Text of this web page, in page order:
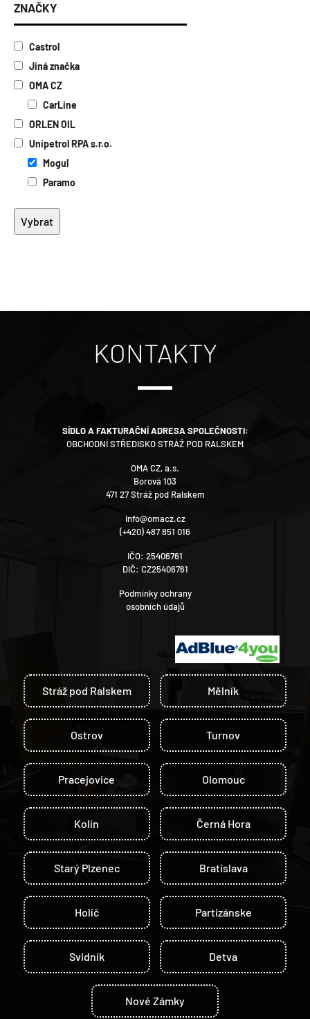
Separační oleje
Teplonosné a kalící oleje
Tmavé oleje
Antikorozní oleje
Biologicky odbouratelné oleje
Potravinářské oleje
Speciální oleje
Topný olej
ZNAČKY
Castrol
Jiná značka
OMA CZ
CarLine
ORLEN OIL
Unipetrol RPA s.r.o.
Mogul
Paramo
KONTAKTY
SÍDLO A FAKTURAČNÍ ADRESA SPOLEČNOSTI:
OBCHODNÍ STŘEDISKO STRÁŽ POD RALSKEM
OMA CZ, a.s.
Borová 103
471 27 Stráž pod Ralskem
info@omacz.cz
(+420) 487 851 016
IČO: 25406761
DIČ: CZ25406761
Podmínky ochrany
osobních údajů
Stráž pod Ralskem Mělník
Ostrov Turnov
Pracejovice Olomouc
Kolín Černá Hora
Starý Plzenec Bratislava
Holíč Partizánske
Svidník Detva
Nové Zámky